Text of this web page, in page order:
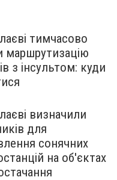
тимчасово
маршрутизацію
з інсультом: куди
визначили
для
сонячних
на об'єктах